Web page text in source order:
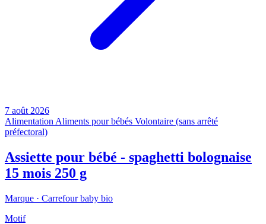
7 août 2026
Alimentation Aliments pour bébés Volontaire (sans arrêté
préfectoral)
Assiette pour bébé - spaghetti bolognaise
15 mois 250 g
Marque · Carrefour baby bio
Motif